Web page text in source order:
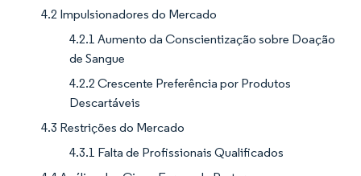
4.2 Impulsionadores do Mercado
4.2.1 Aumento da Conscientização sobre Doação
de Sangue
4.2.2 Crescente Preferência por Produtos
Descartáveis
4.3 Restrições do Mercado
4.3.1 Falta de Profissionais Qualificados